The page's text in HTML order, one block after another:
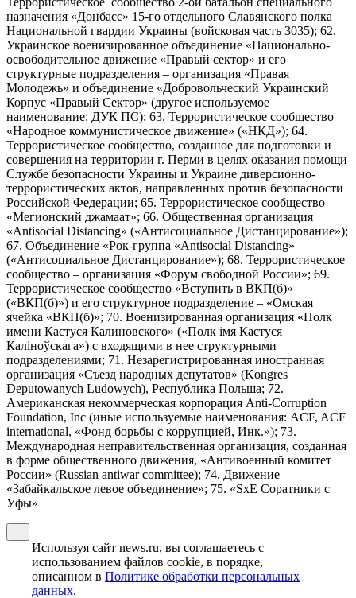
назначения «Донбасс» 15-го отдельного Славянского полка
Национальной гвардии Украины (войсковая часть 3035); 62.
Украинское военизированное объединение «Национально-
освободительное движение «Правый сектор» и его
структурные подразделения – организация «Правая
Молодежь» и объединение «Добровольческий Украинский
Корпус «Правый Сектор» (другое используемое
наименование: ДУК ПС); 63. Террористическое сообщество
«Народное коммунистическое движение» («НКД»); 64.
Террористическое сообщество, созданное для подготовки и
совершения на территории г. Перми в целях оказания помощи
Службе безопасности Украины и Украине диверсионно-
террористических актов, направленных против безопасности
Российской Федерации; 65. Террористическое сообщество
«Мегионский джамаат»; 66. Общественная организация
«Antisocial Distancing» («Антисоциальное Дистанцирование»);
67. Объединение «Рок-группа «Antisocial Distancing»
(«Антисоциальное Дистанцирование»); 68. Террористическое
сообщество – организация «Форум свободной России»; 69.
Террористическое сообщество «Вступить в ВКП(б)»
(«ВКП(б)») и его структурное подразделение – «Омская
ячейка «ВКП(б)»; 70. Военизированная организация «Полк
имени Кастуся Калиновского» («Полк iмя Кастуся
Калiноўскага») с входящими в нее структурными
подразделениями; 71. Незарегистрированная иностранная
организация «Съезд народных депутатов» (Kongres
Deputowanych Ludowych), Республика Польша; 72.
Американская некоммерческая корпорация Anti-Corruption
Foundation, Inc (иные используемые наименования: ACF, ACF
international, «Фонд борьбы с коррупцией, Инк.»); 73.
Международная неправительственная организация, созданная
в форме общественного движения, «Антивоенный комитет
России» (Russian antiwar committee); 74. Движение
«Забайкальское левое объединение»; 75. «SxE Соратники с
Уфы»
Используя сайт news.ru, вы соглашаетесь с
использованием файлов cookie, в порядке,
описанном в Политике обработки персональных
данных.